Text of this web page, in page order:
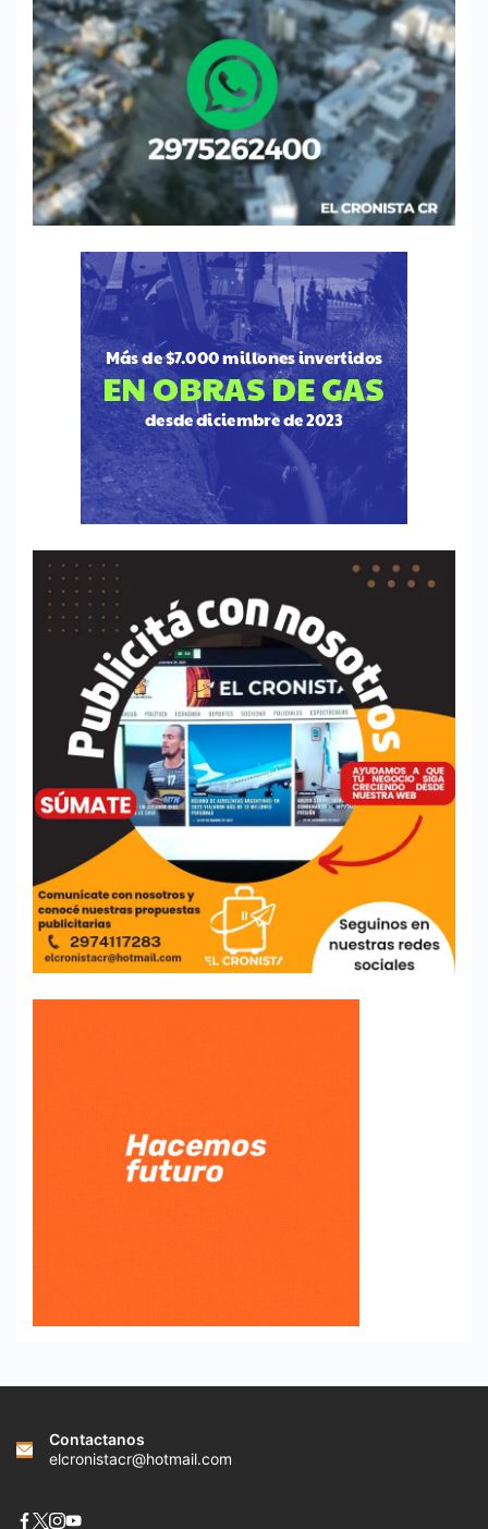
Contactanos
elcronistacr@hotmail.com